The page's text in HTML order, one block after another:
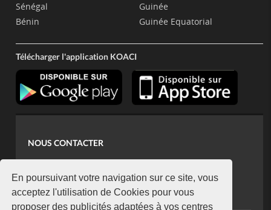
En poursuivant votre navigation sur ce site, vous
acceptez l'utilisation de Cookies pour vous
proposer des publicités adaptées à vos centres
Sénégal
Bénin
Guinée
Guinée Equatorial
Télécharger l'application KOACI
NOUS CONTACTER
koaci@yahoo.fr
+225 07 08 85 52 93